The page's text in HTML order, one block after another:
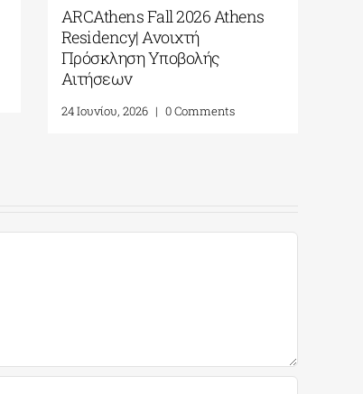
ARCAthens Fall 2026 Athens
Residency| Ανοιχτή
Πρόσκληση Υποβολής
Αιτήσεων
24 Ιουνίου, 2026 0 Comments